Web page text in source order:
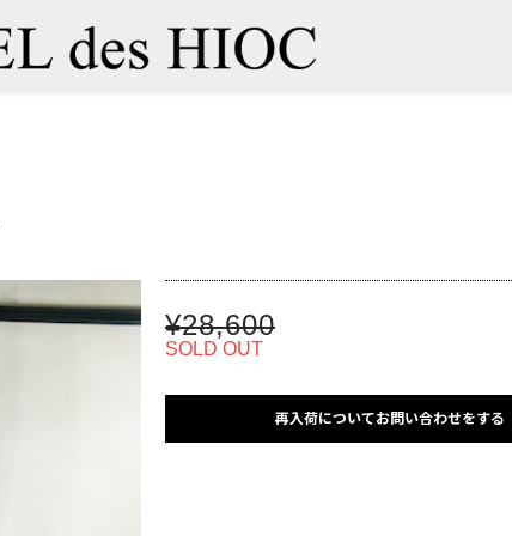
¥28,600
SOLD OUT
再入荷についてお問い合わせをする